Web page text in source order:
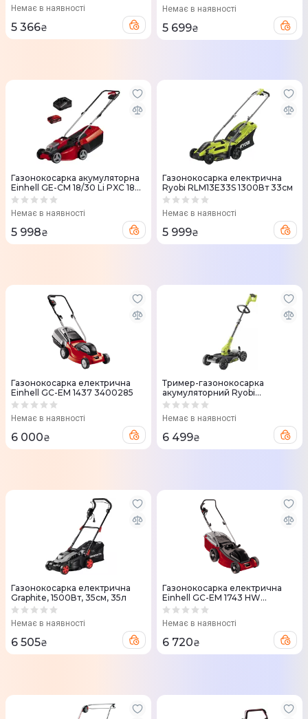
Немає в наявності
5 366₴
Немає в наявності
5 699₴
Газонокосарка акумуляторна
Einhell GE-CM 18/30 Li PXC 18В
АКБ1x3Аг 30см 25л (3413155)
Немає в наявності
5 998₴
Газонокосарка електрична
Ryobi RLM13E33S 1300Вт 33см
Немає в наявності
5 999₴
Газонокосарка електрична
Einhell GC-EM 1437 3400285
Немає в наявності
6 000₴
Тример-газонокосарка
акумуляторний Ryobi
RY18LMC30A-0 ONE+ 18V 30см
(5133005917)
Немає в наявності
6 499₴
Газонокосарка електрична
Graphite, 1500Вт, 35см, 35л
Немає в наявності
6 505₴
Газонокосарка електрична
Einhell GC-EM 1743 HW
3400590
Немає в наявності
6 720₴